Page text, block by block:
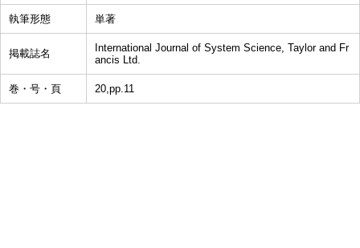
執筆形態 単著
掲載誌名
International Journal of System Science, Taylor and Fr
ancis Ltd.
巻・号・頁 20,pp.11